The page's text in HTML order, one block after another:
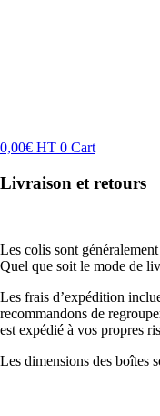
0,00€ HT 0 Cart
Livraison et retours
Les colis sont
Quel que soit le mode de
Les frais d’expédition
recommandons de
est expédié à vos propres
Les dimensions des boîtes